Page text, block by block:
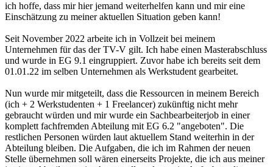
ich hoffe, dass mir hier jemand weiterhelfen kann und mir eine
Einschätzung zu meiner aktuellen Situation geben kann!
Seit November 2022 arbeite ich in Vollzeit bei meinem
Unternehmen für das der TV-V gilt. Ich habe einen Masterabschluss
und wurde in EG 9.1 eingruppiert. Zuvor habe ich bereits seit dem
01.01.22 im selben Unternehmen als Werkstudent gearbeitet.
Nun wurde mir mitgeteilt, dass die Ressourcen in meinem Bereich
(ich + 2 Werkstudenten + 1 Freelancer) zukünftig nicht mehr
gebraucht würden und mir wurde ein Sachbearbeiterjob in einer
komplett fachfremden Abteilung mit EG 6.2 "angeboten". Die
restlichen Personen würden laut aktuellem Stand weiterhin in der
Abteilung bleiben. Die Aufgaben, die ich im Rahmen der neuen
Stelle übernehmen soll wären einerseits Projekte, die ich aus meiner